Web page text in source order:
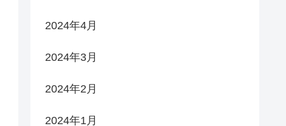
2024年4月
2024年3月
2024年2月
2024年1月